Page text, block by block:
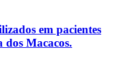
em pacientes
Macacos.